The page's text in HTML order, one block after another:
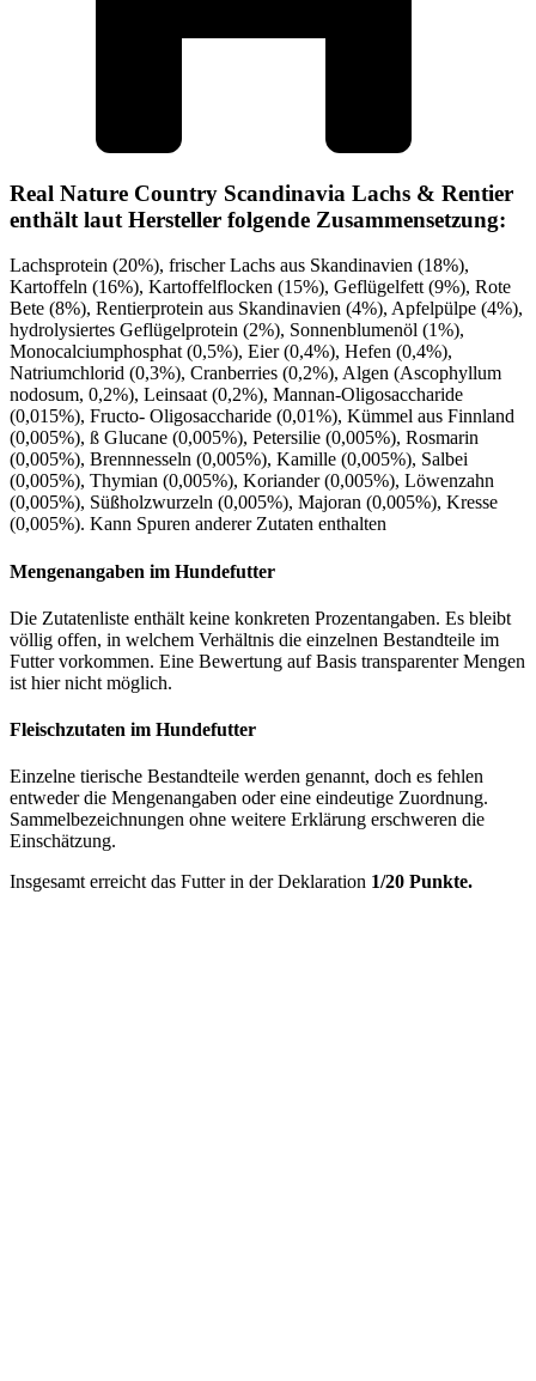
Real Nature Country Scandinavia Lachs & Rentier
enthält laut Hersteller folgende Zusammensetzung:
Lachsprotein (20%), frischer Lachs aus Skandinavien (18%),
Kartoffeln (16%), Kartoffelflocken (15%), Geflügelfett (9%), Rote
Bete (8%), Rentierprotein aus Skandinavien (4%), Apfelpülpe (4%),
hydrolysiertes Geflügelprotein (2%), Sonnenblumenöl (1%),
Monocalciumphosphat (0,5%), Eier (0,4%), Hefen (0,4%),
Natriumchlorid (0,3%), Cranberries (0,2%), Algen (Ascophyllum
nodosum, 0,2%), Leinsaat (0,2%), Mannan-Oligosaccharide
(0,015%), Fructo- Oligosaccharide (0,01%), Kümmel aus Finnland
(0,005%), ß Glucane (0,005%), Petersilie (0,005%), Rosmarin
(0,005%), Brennnesseln (0,005%), Kamille (0,005%), Salbei
(0,005%), Thymian (0,005%), Koriander (0,005%), Löwenzahn
(0,005%), Süßholzwurzeln (0,005%), Majoran (0,005%), Kresse
(0,005%). Kann Spuren anderer Zutaten enthalten
Mengenangaben im Hundefutter
Die Zutatenliste enthält keine konkreten Prozentangaben. Es bleibt
völlig offen, in welchem Verhältnis die einzelnen Bestandteile im
Futter vorkommen. Eine Bewertung auf Basis transparenter Mengen
ist hier nicht möglich.
Fleischzutaten im Hundefutter
Einzelne tierische Bestandteile werden genannt, doch es fehlen
entweder die Mengenangaben oder eine eindeutige Zuordnung.
Sammelbezeichnungen ohne weitere Erklärung erschweren die
Einschätzung.
Insgesamt erreicht das Futter in der Deklaration 1/20 Punkte.